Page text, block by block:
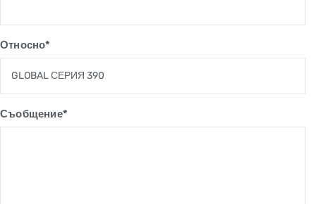
Относно*
Съобщение*